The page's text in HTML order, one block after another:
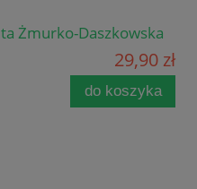
Żmurko-Daszkowska
29,90 zł
do koszyka